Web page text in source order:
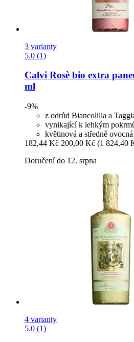
3 varianty
5.0 (1)
Calvi Rosè bio extra
ml
-9%
z odrůd Biancolilla a
vynikající k lehkým
květinová a středně ovocná
182,44 Kč 200,00 Kč (1 824,40
Doručení do 12. srpna
4 varianty
5.0 (1)